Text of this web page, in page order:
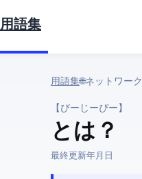
用語集
用語集› 🌐 ネットワーク › BGP
【びーじーぴー】
BGP とは？
最終更新:2026年3月25日